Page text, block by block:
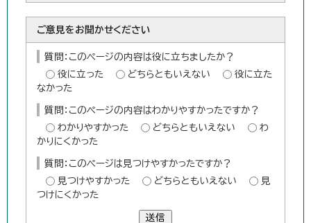
ご意見をお聞かせください
質問：このページの内容は役に立ちましたか？
役に立った
どちらともいえない
役に立た
なかった
質問：このページの内容はわかりやすかったですか？
わかりやすかった
どちらともいえない
わ
かりにくかった
質問：このページは見つけやすかったですか？
見つけやすかった
どちらともいえない
見
つけにくかった
送信